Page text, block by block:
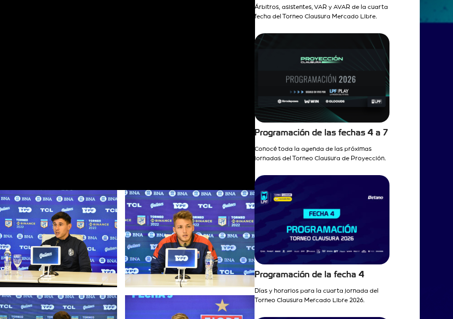
Árbitros, asistentes, VAR y AVAR de la cuarta
fecha del Torneo Clausura Mercado Libre.
Programación de las fechas 4 a 7
Conocé toda la agenda de las próximas
jornadas del Torneo Clausura de Proyección.
Programación de la fecha 4
Días y horarios para la cuarta jornada del
Torneo Clausura Mercado Libre 2026.